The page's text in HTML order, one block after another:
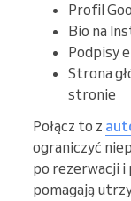
Profil
Bio na
Podpisy
Strona
stronie
Połącz to z
ograniczyć
po rezerwacji i
pomagają